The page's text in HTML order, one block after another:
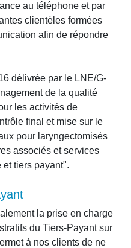
au téléphone et par
clientèles formées
afin de répondre
délivrée par le LNE/G-
de la qualité
les activités de
final et mise sur le
pour laryngectomisés
associés et services
tiers payant".
la prise en charge
du Tiers-Payant sur
à nos clients de ne